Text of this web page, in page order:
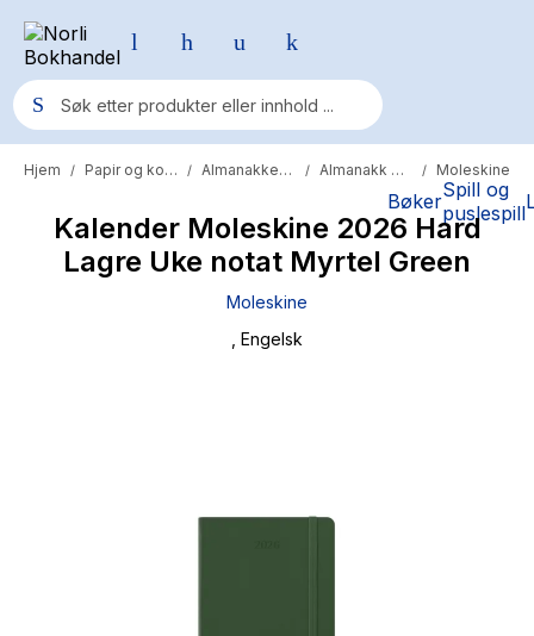
BøkerSpill og
puslespill
Populære søk
Pokemon
One piece
Fury Bound - Sable Sorensen
Hjem / Papir og kontor / Almanakker og kalendere / Almanakk og kalenderbok / Moleskine
Kalender Moleskine 2026 Hard
Lagre Uke notat Myrtel Green
Moleskine
, Engelsk